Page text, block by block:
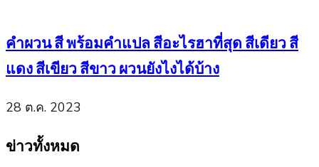
คำผวน สี พร้อมคำแปล สีอะไรฮาที่สุด สีเดียว สี
แดง สีเขียว สีขาว ผวนยังไงได้บ้าง
28 ต.ค. 2023
ข่าวทั้งหมด